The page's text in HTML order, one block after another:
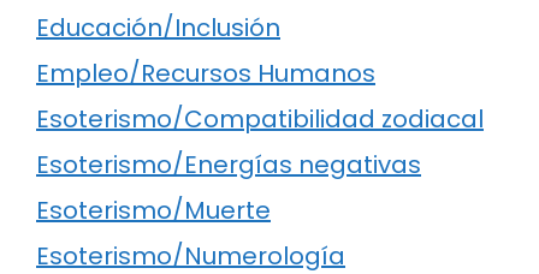
Educación/Inclusión
Empleo/Recursos Humanos
Esoterismo/Compatibilidad zodiacal
Esoterismo/Energías negativas
Esoterismo/Muerte
Esoterismo/Numerología